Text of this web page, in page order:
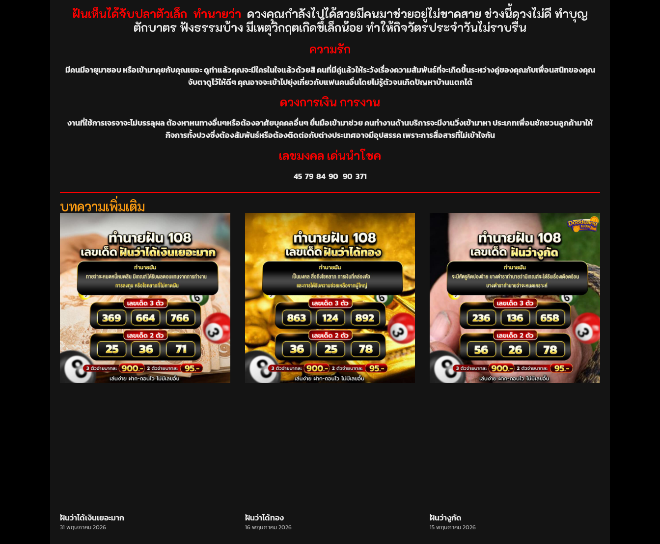
ฝันเห็นได้จับปลาตัวเล็ก ทำนายว่า ดวงคุณกำลังไปได้สวยมีคนมาช่วยอยู่ไม่ขาดสาย ช่วงนี้ดวงไม่ดี ทำบุญ
ตักบาตร ฟังธรรมบ้าง มีเหตุวิกฤตเกิดขึ้เล็กน้อย ทำให้กิจวัตรประจำวันไม่ราบรื่น
ความรัก
มีคนมีอายุมาชอบ หรือเข้ามาคุยกับคุณเยอะ ดูท่าแล้วคุณจะมีใครในใจแล้วด้วยสิ คนที่มีคู่แล้วให้ระวังเรื่องความสัมพันธ์ที่จะเกิดขึ้นระหว่างคู่ของคุณกับเพื่อนสนิทของคุณ
จับตาดูไว้ให้ดีๆ คุณอาจจะเข้าไปยุ่งเกี่ยวกับแฟนคนอื่นโดยไม่รู้ตัวจนเกิดปัญหาบ้านแตกได้
ดวงการเงิน การงาน
งานที่ใช้การเจรจาจะไม่บรรลุผล ต้องหาหนทางอื่นๆหรือต้องอาศัยบุคคลอื่นๆ ยื่นมือเข้ามาช่วย คนทำงานด้านบริการจะมีงานวิ่งเข้ามาหา ประเภทเพื่อนชักชวนลูกค้ามาให้
กิจการทั้งปวงซึ่งต้องสัมพันธ์หรือต้องติดต่อกับต่างประเทศอาจมีอุปสรรค เพราะการสื่อสารที่ไม่เข้าใจกัน
เลขมงคล เด่นนำโชค
45 79 84 90 90 371
บทความเพิ่มเติม
ฝันว่าได้เงินเยอะมาก
31 พฤษภาคม 2026
ฝันว่าได้ทอง
16 พฤษภาคม 2026
ฝันว่างูกัด
15 พฤษภาคม 2026